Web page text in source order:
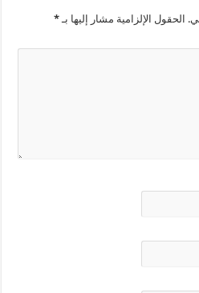
الحقول الإلزامية مشار إليها بـ*